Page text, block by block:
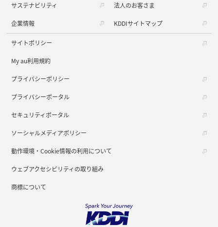
サステナビリティ 法人のお客さま
企業情報 KDDIサイトマップ
サイトポリシー
My au利用規約
プライバシーポリシー
プライバシーポータル
セキュリティポータル
ソーシャルメディアポリシー
動作環境・Cookie情報の利用について
ウェブアクセシビリティの取り組み
商標について